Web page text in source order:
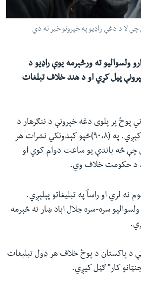
چې لا د دغې راډیو په خپرونو خبر نه دي
ولسوالیو ته ورڅېرمه یوې راډیو د
پیل کړي او د هند خلاف تبلغات
پوځ پر پلوی دغه خپرونې د ننګرهار د
شینوارو له کومې سیمې کېږي. په (۹۰،۸)څپو کېدونکي نشرات هر
چې څه باندې یو ساعت دوام کوي او
د حکومت خلاف وي.
نه لري او راسآ په تبلیغاتو پېلېږي.
سره-سره جلال اباد ښار ته څېرمه
د پاکستان د پوځ خلاف هر ډول تبلیغات
کار" ګڼل کیږي.